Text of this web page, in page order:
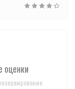
оценки